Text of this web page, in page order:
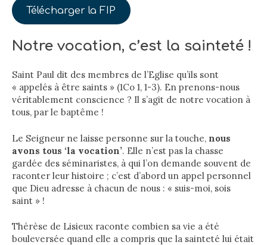
Télécharger la FIP
Notre vocation, c’est la sainteté !
Saint Paul dit des membres de l’Eglise qu’ils sont
« appelés à être saints » (1Co 1, 1-3). En prenons-nous
véritablement conscience ? Il s’agit de notre vocation à
tous, par le baptême !
Le Seigneur ne laisse personne sur la touche, nous
avons tous ‘la vocation’. Elle n’est pas la chasse
gardée des séminaristes, à qui l’on demande souvent de
raconter leur histoire ; c’est d’abord un appel personnel
que Dieu adresse à chacun de nous : « suis-moi, sois
saint » !
Thérèse de Lisieux raconte combien sa vie a été
bouleversée quand elle a compris que la sainteté lui était